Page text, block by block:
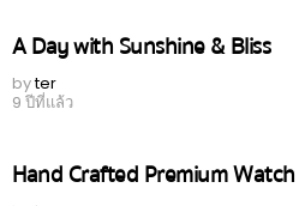
A Day with Sunshine & Bliss
byter
9 ปีที่แล้ว
Hand Crafted Premium Watch